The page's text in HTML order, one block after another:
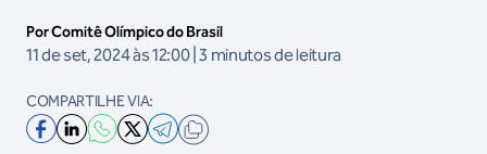
Por Comitê Olímpico do Brasil
11 de set, 2024 às 12:00 | 3 minutos de leitura
COMPARTILHE VIA: